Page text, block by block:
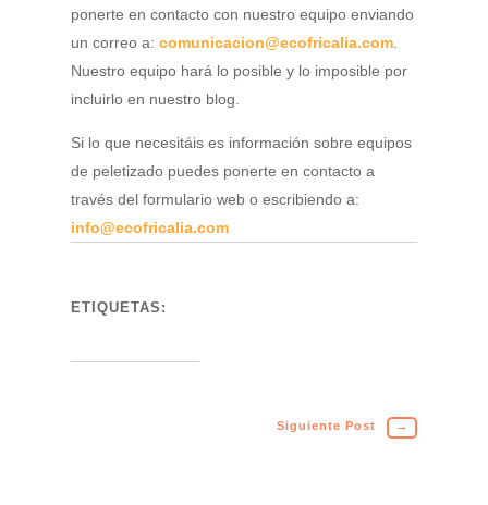
ponerte en contacto con nuestro equipo enviando
un correo a: comunicacion@ecofricalia.com.
Nuestro equipo hará lo posible y lo imposible por
incluirlo en nuestro blog.
Si lo que necesitáis es información sobre equipos
de peletizado puedes ponerte en contacto a
través del formulario web o escribiendo a:
info@ecofricalia.com
ETIQUETAS:
Siguiente Post →